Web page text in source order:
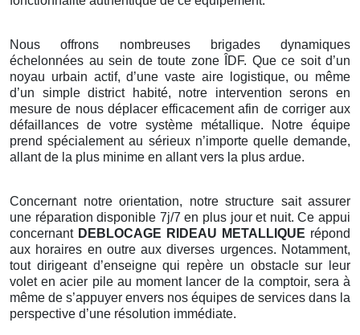
Nous offrons nombreuses brigades dynamiques
échelonnées au sein de toute zone ÎDF. Que ce soit d’un
noyau urbain actif, d’une vaste aire logistique, ou même
d’un simple district habité, notre intervention serons en
mesure de nous déplacer efficacement afin de corriger aux
défaillances de votre système métallique. Notre équipe
prend spécialement au sérieux n’importe quelle demande,
allant de la plus minime en allant vers la plus ardue.
Concernant notre orientation, notre structure sait assurer
une réparation disponible 7j/7 en plus jour et nuit. Ce appui
concernant DEBLOCAGE RIDEAU METALLIQUE répond
aux horaires en outre aux diverses urgences. Notamment,
tout dirigeant d’enseigne qui repère un obstacle sur leur
volet en acier pile au moment lancer de la comptoir, sera à
même de s’appuyer envers nos équipes de services dans la
perspective d’une résolution immédiate.